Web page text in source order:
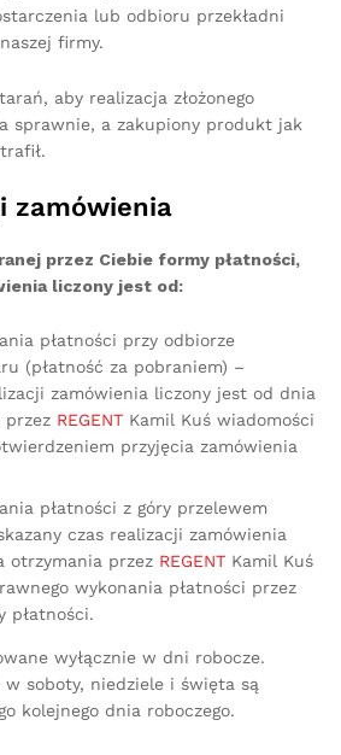
lub odbioru przekładni
firmy.
aby realizacja złożonego
sprawnie, a zakupiony produkt jak
zamówienia
przez Ciebie formy płatności,
liczony jest od:
płatności przy odbiorze
(płatność za pobraniem) –
zamówienia liczony jest od dnia
przez REGENT Kamil Kuś wiadomości
przyjęcia zamówienia
płatności z góry przelewem
czas realizacji zamówienia
otrzymania przez REGENT Kamil Kuś
wykonania płatności przez
płatności.
wyłącznie w dni robocze.
w soboty, niedziele i święta są
kolejnego dnia roboczego.